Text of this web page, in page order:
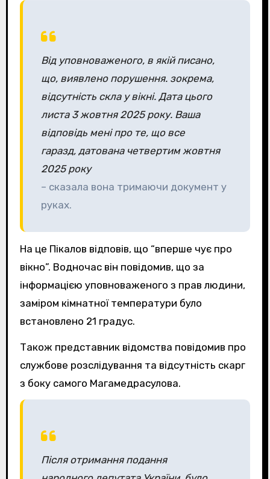
Від уповноваженого, в якій писано,
що, виявлено порушення. зокрема,
відсутність скла у вікні. Дата цього
листа 3 жовтня 2025 року. Ваша
відповідь мені про те, що все
гаразд, датована четвертим жовтня
2025 року
– сказала вона тримаючи документ у
руках.
На це Пікалов відповів, що “вперше чує про
вікно”. Водночас він повідомив, що за
інформацією уповноваженого з прав людини,
заміром кімнатної температури було
встановлено 21 градус.
Також представник відомства повідомив про
службове розслідування та відсутність скарг
з боку самого Магамедрасулова.
Після отримання подання